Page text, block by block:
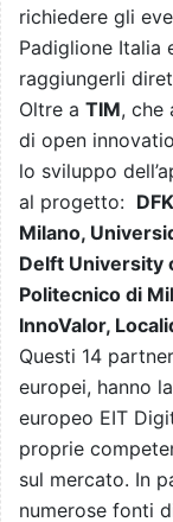
richiedere gli
Padiglione Italia
raggiungerli
Oltre a TIM, che
di open
lo sviluppo
al progetto:
Milano,
Delft University
Politecnico di
InnoValor,
Questi 14
europei, hanno
europeo EIT
proprie
sul mercato. In
numerose fonti